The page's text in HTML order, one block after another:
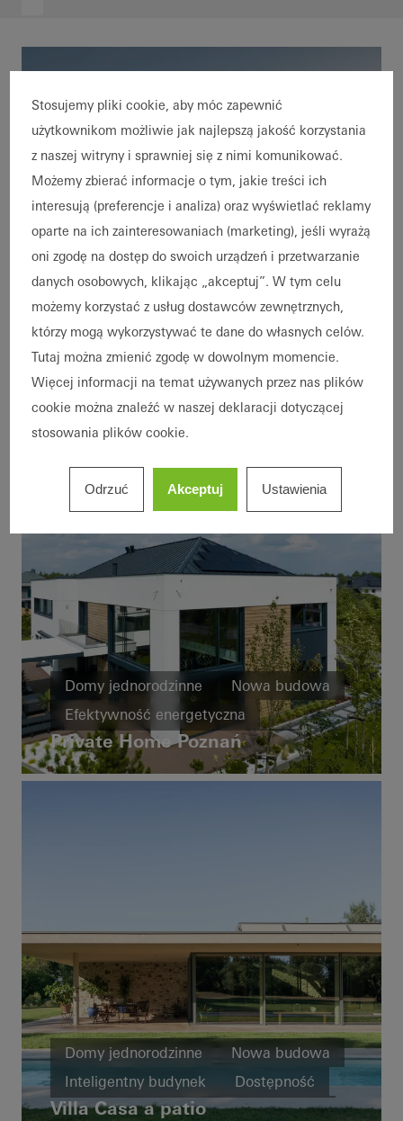
Domy jednorodzinne
Nowa budowa
Inteligentny budynek
Dostępność
Zdrowe mieszkanie
Fasady
Drzwi przesuwne
Automatyka budynku
Villa Oslofjord
Domy jednorodzinne
Nowa budowa
Efektywność energetyczna
Cradle-to-Cradle
Dostępność
Design i estetyka
Okna
Drzwi
Private Home Poznań
Domy jednorodzinne
Nowa budowa
Inteligentny budynek
Dostępność
Okna
Fasady
Drzwi przesuwne
Villa Casa a patio
Stosujemy pliki cookie, aby móc zapewnić
użytkownikom możliwie jak najlepszą jakość korzystania
z naszej witryny i sprawniej się z nimi komunikować.
Możemy zbierać informacje o tym, jakie treści ich
interesują (preferencje i analiza) oraz wyświetlać reklamy
oparte na ich zainteresowaniach (marketing), jeśli wyrażą
oni zgodę na dostęp do swoich urządzeń i przetwarzanie
danych osobowych, klikając „akceptuj”. W tym celu
możemy korzystać z usług dostawców zewnętrznych,
którzy mogą wykorzystywać te dane do własnych celów.
Tutaj można zmienić zgodę w dowolnym momencie.
Więcej informacji na temat używanych przez nas plików
cookie można znaleźć w naszej deklaracji dotyczącej
stosowania plików cookie.
Odrzuć Akceptuj Ustawienia